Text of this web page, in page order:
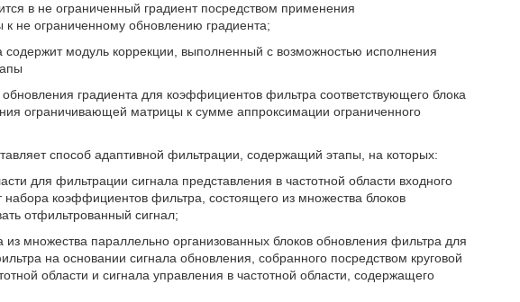
в не ограниченный градиент посредством применения
не ограниченному обновлению градиента;
модуль коррекции, выполненный с возможностью исполнения
градиента для коэффициентов фильтра соответствующего блока
ограничивающей матрицы к сумме аппроксимации ограниченного
способ адаптивной фильтрации, содержащий этапы, на которых:
для фильтрации сигнала представления в частотной области входного
набора коэффициентов фильтра, состоящего из множества блоков
отфильтрованный сигнал;
множества параллельно организованных блоков обновления фильтра для
на основании сигнала обновления, собранного посредством круговой
области и сигнала управления в частотной области, содержащего